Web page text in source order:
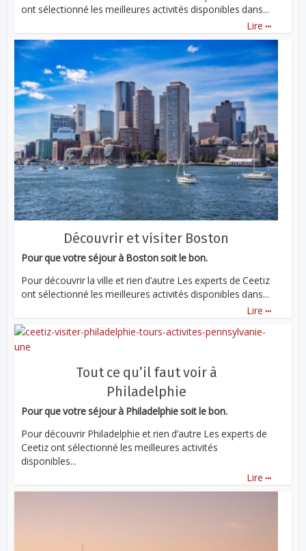
ont sélectionné les meilleures activités disponibles dans...
Lire ...
Découvrir et visiter Boston
Pour que votre séjour à Boston soit le bon.
Pour découvrir la ville et rien d’autre Les experts de Ceetiz
ont sélectionné les meilleures activités disponibles dans...
Lire ...
Tout ce qu’il faut voir à
Philadelphie
Pour que votre séjour à Philadelphie soit le bon.
Pour découvrir Philadelphie et rien d’autre Les experts de
Ceetiz ont sélectionné les meilleures activités
disponibles...
Lire ...